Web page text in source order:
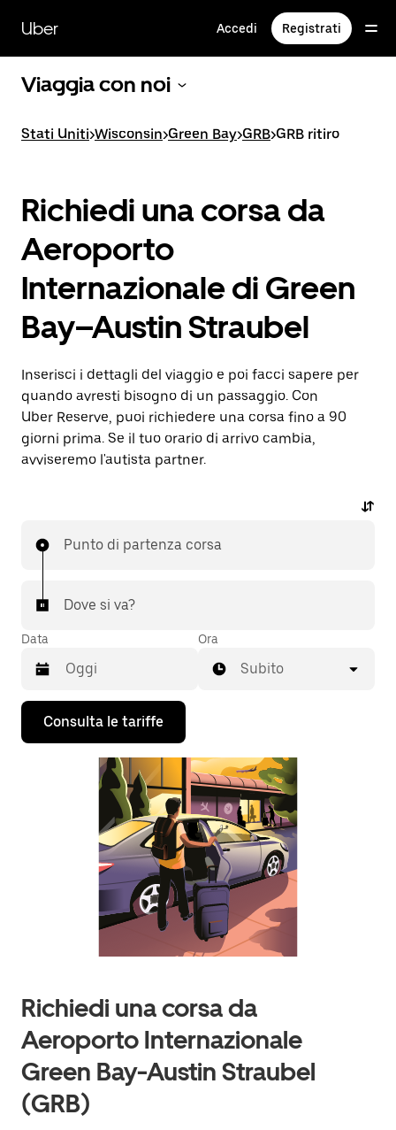
contenuto
principale
Uber Accedi Registrati
Viaggia con noi
Stati Uniti>Wisconsin>Green Bay>GRB>GRB ritiro
Richiedi una corsa da
Aeroporto
Internazionale di Green
Bay–Austin Straubel
Inserisci i dettagli del viaggio e poi facci sapere per
quando avresti bisogno di un passaggio. Con
Uber Reserve, puoi richiedere una corsa fino a 90
giorni prima. Se il tuo orario di arrivo cambia,
avviseremo l'autista partner.
Punto di partenza corsa
Dove si va?
Data
Utilizza
tasto
Utilizza
il
pulsante
Esc
per
chiudere
il
calendario.
Ora
Subito
Consulta le tariffe
Richiedi una corsa da
Aeroporto Internazionale
Green Bay-Austin Straubel
(GRB)